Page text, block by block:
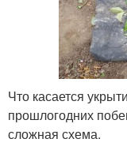
Что касается
прошлогодних
сложная схема.